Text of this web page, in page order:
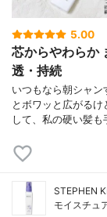
5.00
芯からやわらか
透・持続
いつもなら朝シャン
とボワッと広がる
して、私の硬い髪
STEPHEN
モイスチュ